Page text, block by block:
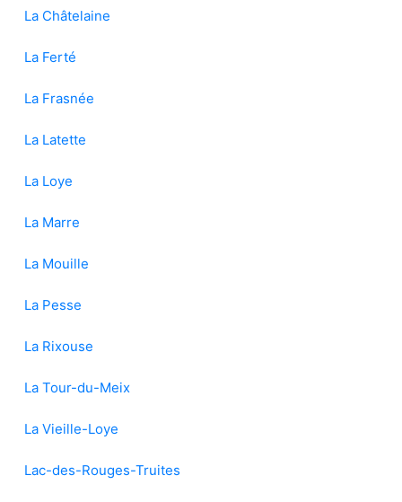
La Châtelaine
La Ferté
La Frasnée
La Latette
La Loye
La Marre
La Mouille
La Pesse
La Rixouse
La Tour-du-Meix
La Vieille-Loye
Lac-des-Rouges-Truites